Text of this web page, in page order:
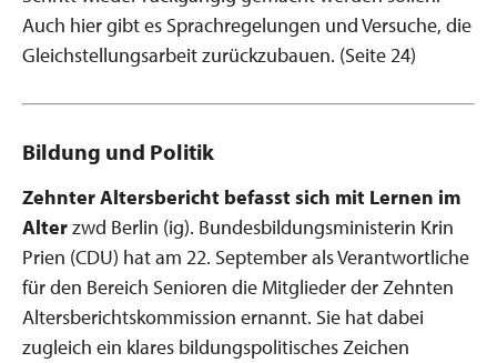
Auch hier gibt es Sprachregelungen und Versuche, die
Gleichstellungsarbeit zurückzubauen. (Seite 24)
Bildung und Politik
Zehnter Altersbericht befasst sich mit Lernen im
Alterzwd Berlin (ig). Bundesbildungsministerin Krin
Prien (CDU) hat am 22. September als Verantwortliche
für den Bereich Senioren die Mitglieder der Zehnten
Altersberichtskommission ernannt. Sie hat dabei
zugleich ein klares bildungspolitisches Zeichen